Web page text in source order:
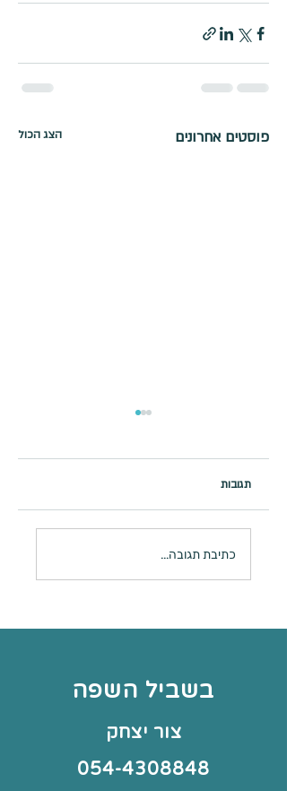
פוסטים אחרונים הצג הכול
תגובות
כתיבת תגובה...
בשביל השפה
צור יצחק
054-4308848